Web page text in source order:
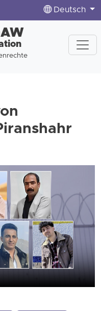
Deutsch